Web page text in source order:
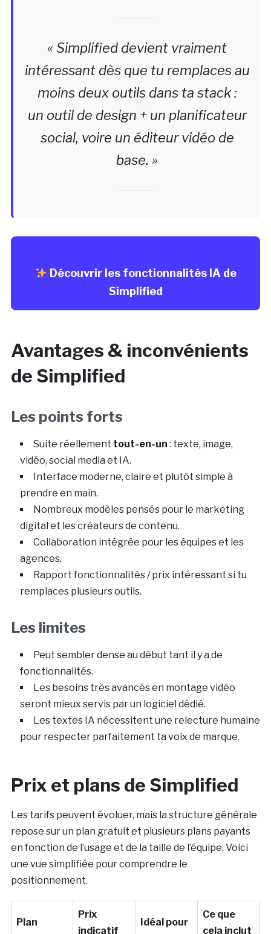
« Simplified devient vraiment
intéressant dès que tu remplaces au
moins deux outils dans ta stack :
un outil de design + un planificateur
social, voire un éditeur vidéo de
base. »
Découvrir les fonctionnalités IA de
Simplified
Avantages & inconvénients
de Simplified
Les points forts
Suite réellement tout-en-un : texte, image,
vidéo, social media et IA.
Interface moderne, claire et plutôt simple à
prendre en main.
Nombreux modèles pensés pour le marketing
digital et les créateurs de contenu.
Collaboration intégrée pour les équipes et les
agences.
Rapport fonctionnalités / prix intéressant si tu
remplaces plusieurs outils.
Les limites
Peut sembler dense au début tant il y a de
fonctionnalités.
Les besoins très avancés en montage vidéo
seront mieux servis par un logiciel dédié.
Les textes IA nécessitent une relecture humaine
pour respecter parfaitement ta voix de marque.
Prix et plans de Simplified
Les tarifs peuvent évoluer, mais la structure générale
repose sur un plan gratuit et plusieurs plans payants
en fonction de l’usage et de la taille de l’équipe. Voici
une vue simplifiée pour comprendre le
positionnement.
Plan
Prix
indicatif
Idéal pour
Ce que
cela inclut